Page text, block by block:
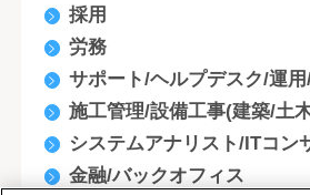
採用
労務
サポート/ヘルプデスク/運
施工管理/設備工事(建築/土
システムアナリスト/ITコン
金融/バックオフィス